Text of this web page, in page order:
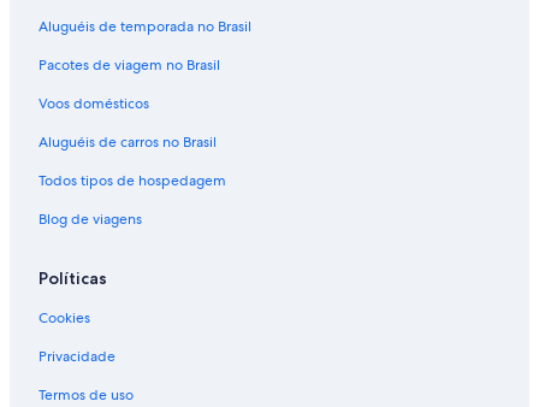
Aluguéis de temporada no Brasil
Pacotes de viagem no Brasil
Voos domésticos
Aluguéis de carros no Brasil
Todos tipos de hospedagem
Blog de viagens
Políticas
Cookies
Privacidade
Termos de uso